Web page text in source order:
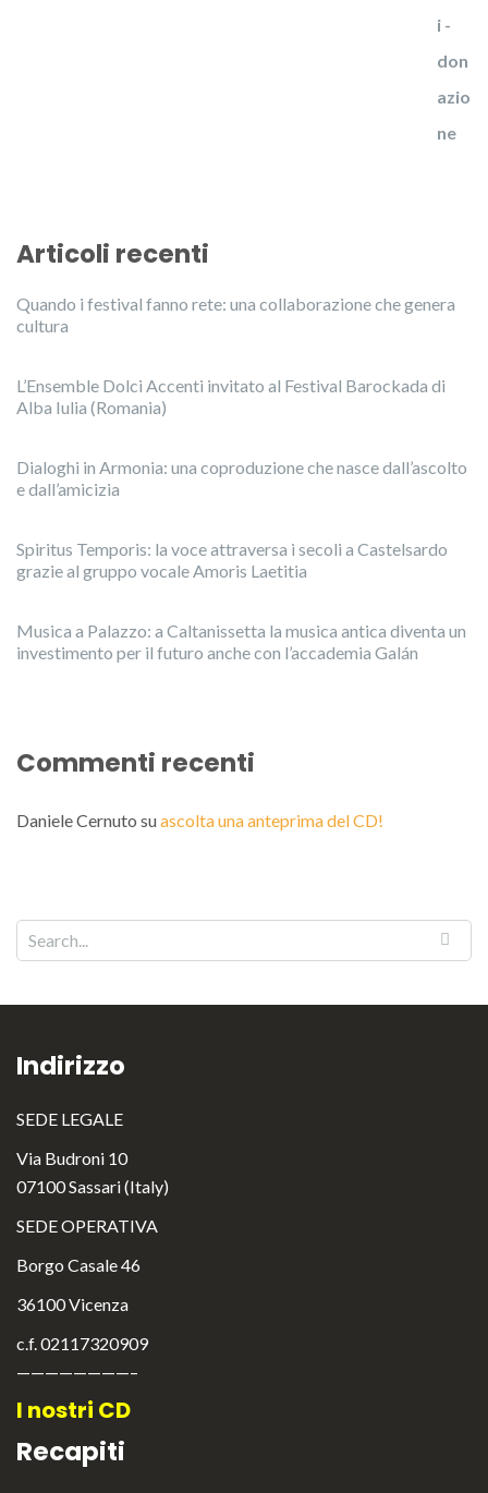
Articoli recenti
Quando i festival fanno rete: una collaborazione che genera
cultura
L’Ensemble Dolci Accenti invitato al Festival Barockada di
Alba Iulia (Romania)
Dialoghi in Armonia: una coproduzione che nasce dall’ascolto
e dall’amicizia
Spiritus Temporis: la voce attraversa i secoli a Castelsardo
grazie al gruppo vocale Amoris Laetitia
Musica a Palazzo: a Caltanissetta la musica antica diventa un
investimento per il futuro anche con l’accademia Galán
Commenti recenti
Daniele Cernuto suascolta una anteprima del CD!
Indirizzo
SEDE LEGALE
Via Budroni 10
07100 Sassari (Italy)
SEDE OPERATIVA
Borgo Casale 46
36100 Vicenza
c.f. 02117320909
————————–
I nostri CD
Recapiti